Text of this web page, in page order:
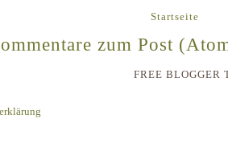
Startseite
zum Post
FREE